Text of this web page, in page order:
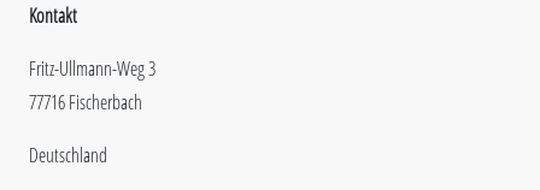
Kontakt
Fritz-Ullmann-Weg 3
77716 Fischerbach
Deutschland